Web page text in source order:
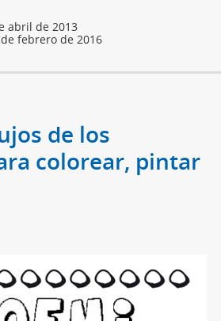
abril de 2013
febrero de 2016
de los
colorear, pintar